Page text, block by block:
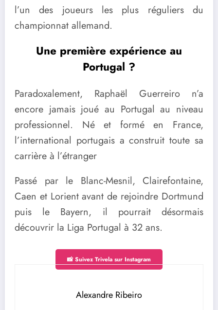
l’un des joueurs les plus réguliers du
championnat allemand.
Une première expérience au
Portugal ?
Paradoxalement, Raphaël Guerreiro n’a
encore jamais joué au Portugal au niveau
professionnel. Né et formé en France,
l’international portugais a construit toute sa
carrière à l’étranger
Passé par le Blanc-Mesnil, Clairefontaine,
Caen et Lorient avant de rejoindre Dortmund
puis le Bayern, il pourrait désormais
découvrir la Liga Portugal à 32 ans.
📸 Suivez Trivela sur Instagram
Alexandre Ribeiro